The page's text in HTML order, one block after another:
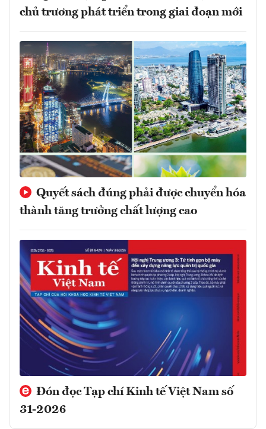
chủ trương phát triển trong giai đoạn mới
Quyết sách đúng phải được chuyển hóa
thành tăng trưởng chất lượng cao
Đón đọc Tạp chí Kinh tế Việt Nam số
31-2026